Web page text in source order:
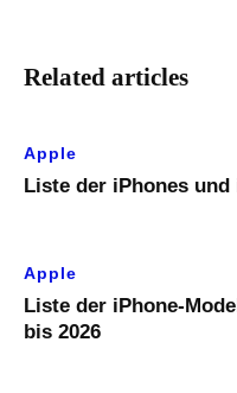
Related articles
Apple
Liste der iPhones und
Apple
Liste der iPhone-
bis 2026